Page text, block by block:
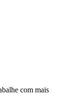
com mais